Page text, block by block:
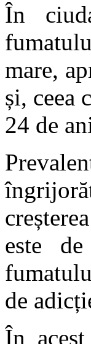
În
mare,
și, ceea
24 de
este
de
În